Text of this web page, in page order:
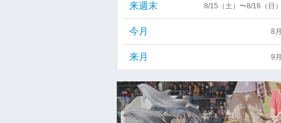
来週末 8/15（土）〜8/16（日）
今月 8月
来月 9月